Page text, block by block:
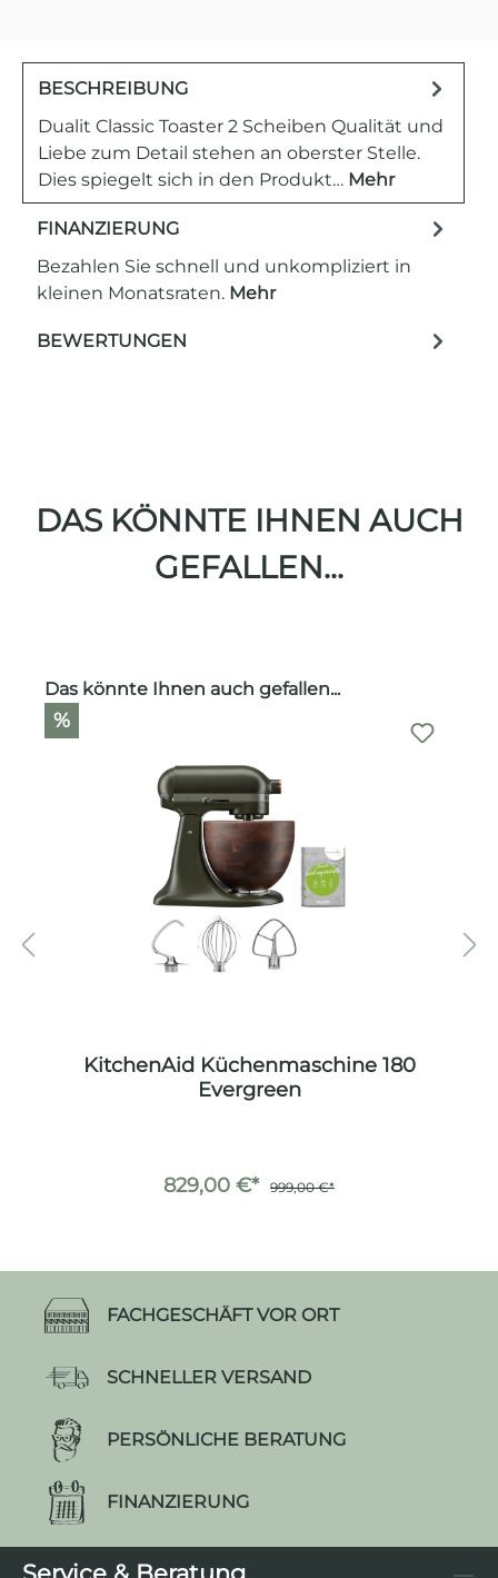
BESCHREIBUNG
Dualit Classic Toaster 2 Scheiben Qualität und
Liebe zum Detail stehen an oberster Stelle.
Dies spiegelt sich in den Produkt… Mehr
FINANZIERUNG
Bezahlen Sie schnell und unkompliziert in
kleinen Monatsraten. Mehr
BEWERTUNGEN
DAS KÖNNTE IHNEN AUCH
GEFALLEN...
Produktgalerie überspringen
Das könnte Ihnen auch gefallen...
%
KitchenAid Küchenmaschine 180
Evergreen
829,00 €* 999,00 €*
FACHGESCHÄFT VOR ORT
SCHNELLER VERSAND
PERSÖNLICHE BERATUNG
FINANZIERUNG